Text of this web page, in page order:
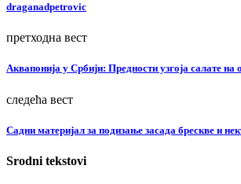
draganadpetrovic
претходна вест
Аквапонија у Србији: Предности узгоја салате на
следећа вест
Садни материјал за подизање засада брескве и
Srodni tekstovi